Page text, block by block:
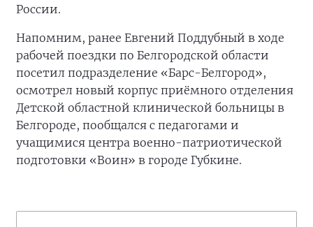
России.
Напомним, ранее Евгений Поддубный в ходе
рабочей поездки по Белгородской области
посетил подразделение «Барс-Белгород»,
осмотрел новый корпус приёмного отделения
Детской областной клинической больницы в
Белгороде, пообщался с педагогами и
учащимися центра военно-патриотической
подготовки «Воин» в городе Губкине.